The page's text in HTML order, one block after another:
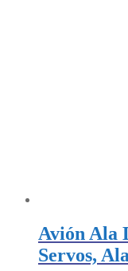
Avión Ala
Servos,